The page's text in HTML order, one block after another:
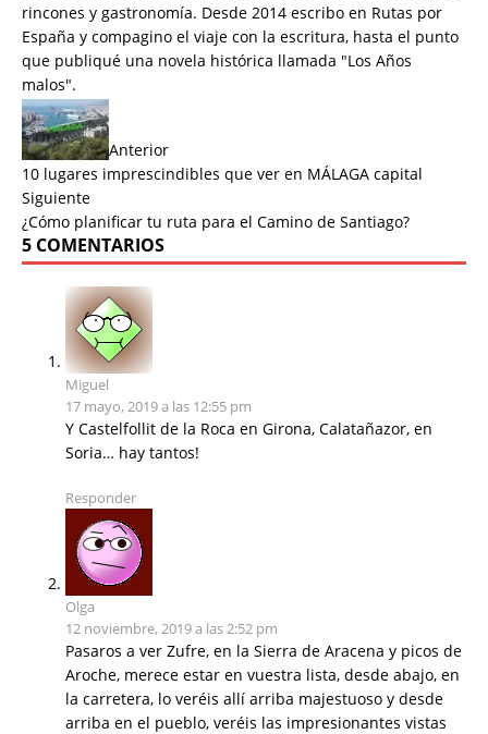
rincones y gastronomía. Desde 2014 escribo en Rutas por
España y compagino el viaje con la escritura, hasta el punto
que publiqué una novela histórica llamada "Los Años
malos".
Anterior
10 lugares imprescindibles que ver en MÁLAGA capital
Siguiente
¿Cómo planificar tu ruta para el Camino de Santiago?
5 COMENTARIOS
Miguel
17 mayo, 2019 a las 12:55 pm
Y Castelfollit de la Roca en Girona, Calatañazor, en
Soria… hay tantos!
Responder
Olga
12 noviembre, 2019 a las 2:52 pm
Pasaros a ver Zufre, en la Sierra de Aracena y picos de
Aroche, merece estar en vuestra lista, desde abajo, en
la carretera, lo veréis allí arriba majestuoso y desde
arriba en el pueblo, veréis las impresionantes vistas